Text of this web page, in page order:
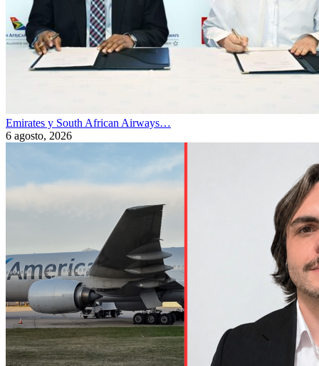
Emirates y South African Airways…
6 agosto, 2026